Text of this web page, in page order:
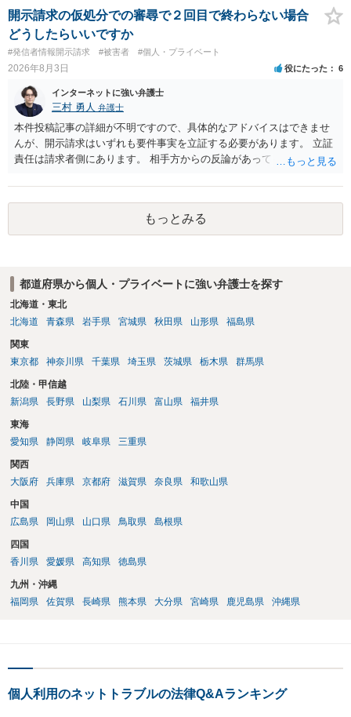
開示請求の仮処分での審尋で２回目で終わらない場合
どうしたらいいですか
#発信者情報開示請求 #被害者 #個人・プライベート
2026年8月3日 役にたった 6
インターネットに強い弁護士
三村 勇人 弁護士
本件投稿記事の詳細が不明ですので、具体的なアドバイスはできませ
んが、開示請求はいずれも要件事実を立証する必要があります。 立証
責任は請求者側にあります。 相手方からの反論があっても、裁判官が
方が口頭で反論したのは、仮処分は迅速性が要求されるためです。 書
面での反論となれば、より遅延する可能性がございます。 また、本件
はXのため、APのIPアドレスの保存期間の問題もございます。 開示請
求は法律知識が不可欠ですが、それだけでは足りず、実務を踏まえた
もっとみる
都道府県から個人・プライベートに強い弁護士を探す
北海道・東北
北海道
青森県 岩手県 宮城県 秋田県 山形県 福島県
関東
東京都
神奈川県 千葉県 埼玉県 茨城県 栃木県 群馬県
北陸・甲信越
新潟県
長野県 山梨県 石川県 富山県 福井県
東海
愛知県
静岡県 岐阜県 三重県
関西
大阪府
兵庫県 京都府 滋賀県 奈良県 和歌山県
中国
広島県
岡山県 山口県 鳥取県 島根県
四国
香川県
愛媛県 高知県 徳島県
九州・沖縄
福岡県
佐賀県 長崎県 熊本県 大分県 宮崎県 鹿児島県 沖縄県
個人利用のネットトラブルの法律Q&Aランキング